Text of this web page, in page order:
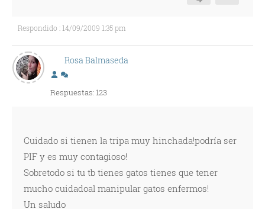
Respondido : 14/09/2009 1:35 pm
Rosa Balmaseda
Respuestas: 123
Cuidado si tienen la tripa muy hinchada!podría ser
PIF y es muy contagioso!
Sobretodo si tu tb tienes gatos tienes que tener
mucho cuidadoal manipular gatos enfermos!
Un saludo